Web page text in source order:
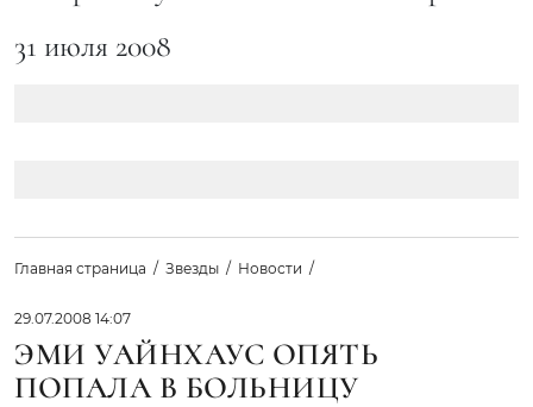
31 июля 2008
Главная страница Звезды Новости
29.07.2008 14:07
ЭМИ УАЙНХАУС ОПЯТЬ
ПОПАЛА В БОЛЬНИЦУ